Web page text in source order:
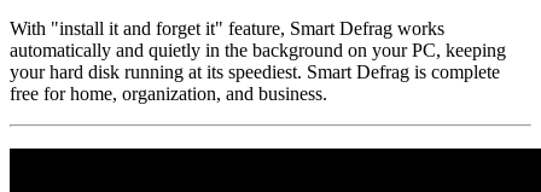
With "install it and forget it" feature, Smart Defrag works
automatically and quietly in the background on your PC, keeping
your hard disk running at its speediest. Smart Defrag is complete
free for home, organization, and business.